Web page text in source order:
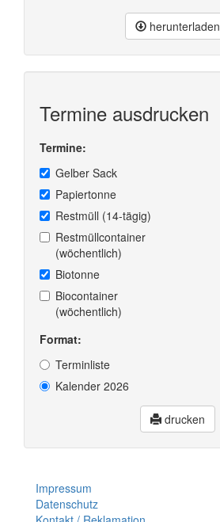
herunterladen
Termine ausdrucken
Termine:
Gelber Sack
Papiertonne
Restmüll (14-tägig)
Restmüllcontainer
(wöchentlich)
Biotonne
Biocontainer
(wöchentlich)
Format:
Terminliste
Kalender 2026
drucken
Impressum
Datenschutz